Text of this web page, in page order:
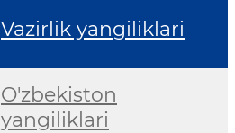
Vazirlik yangiliklari
O'zbekiston
yangiliklari